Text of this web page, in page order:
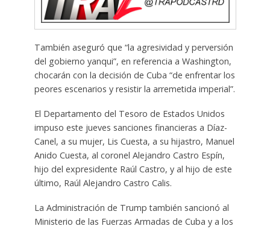
También aseguró que “la agresividad y perversión
del gobierno yanqui”, en referencia a Washington,
chocarán con la decisión de Cuba “de enfrentar los
peores escenarios y resistir la arremetida imperial”.
El Departamento del Tesoro de Estados Unidos
impuso este jueves sanciones financieras a Díaz-
Canel, a su mujer, Lis Cuesta, a su hijastro, Manuel
Anido Cuesta, al coronel Alejandro Castro Espín,
hijo del expresidente Raúl Castro, y al hijo de este
último, Raúl Alejandro Castro Calis.
La Administración de Trump también sancionó al
Ministerio de las Fuerzas Armadas de Cuba y a los